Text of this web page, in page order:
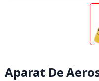
Aparat De